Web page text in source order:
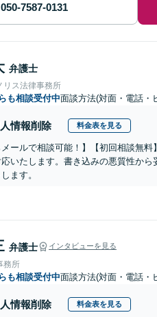
弁護士
リス法律事務所
も相談受付中面談方法(対面・電話・
情報削除 料金表を見る
メールで相談可能！】【初回相談無
いたします。書き込みの悪質性か
ます。
弁護士 インタビューを見る
務所
も相談受付中面談方法(対面・電話・
情報削除 料金表を見る